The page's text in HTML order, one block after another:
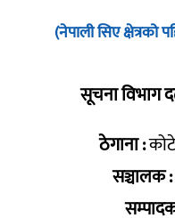
(नेपाली सिए क्षेत्रको
सूचना विभाग
ठेगाना :
सञ्चालक :